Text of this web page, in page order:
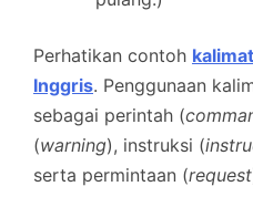
Perhatikan contoh
Inggris. Penggunaan
sebagai perintah (
(warning), instruksi (
serta permintaan (request